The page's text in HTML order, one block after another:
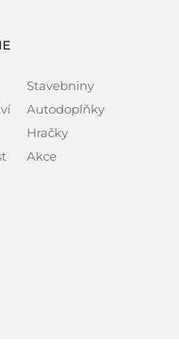
Stavebniny
Autodoplňky
Hračky
Akce